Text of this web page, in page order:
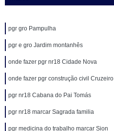
pgr gro Pampulha
pgr e gro Jardim montanhês
onde fazer pgr nr18 Cidade Nova
onde fazer pgr construção civil Cruzeiro
pgr nr18 Cabana do Pai Tomás
pgr nr18 marcar Sagrada familia
pgr medicina do trabalho marcar Sion